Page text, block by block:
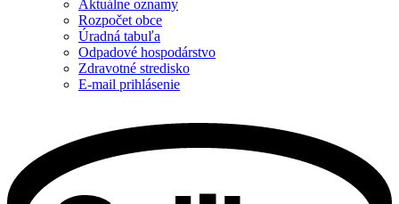
Aktuálne oznamy
Rozpočet obce
Úradná tabuľa
Odpadové hospodárstvo
Zdravotné stredisko
E-mail prihlásenie